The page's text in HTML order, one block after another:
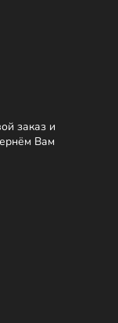
заказ и
Вам